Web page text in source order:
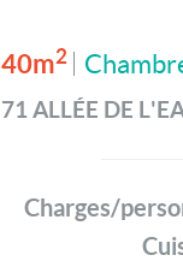
40m2
71 ALLÉE DE
Charges/